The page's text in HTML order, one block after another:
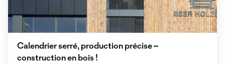
Calendrier serré, production précise –
construction en bois !